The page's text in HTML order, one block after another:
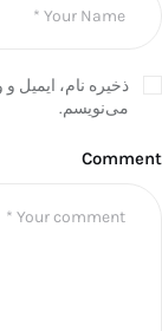
ذخیره نام، ایمیل
می‌نویسم.
Comment